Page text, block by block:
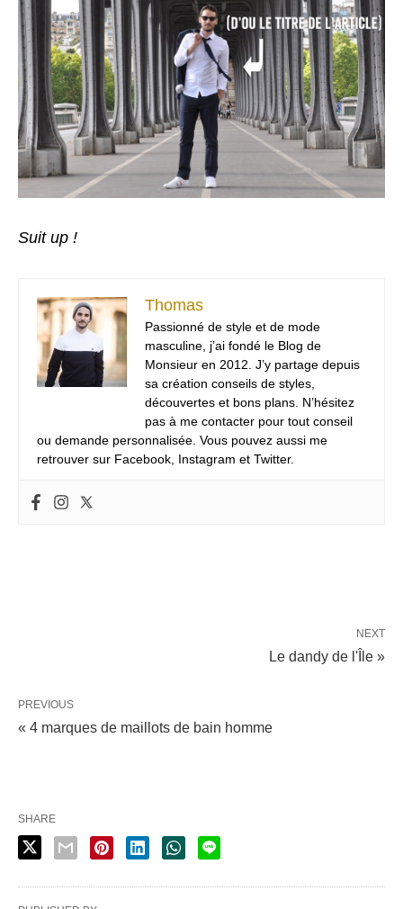
Suit up !
Thomas
Passionné de style et de mode
masculine, j’ai fondé le Blog de
Monsieur en 2012. J’y partage depuis
sa création conseils de styles,
découvertes et bons plans. N’hésitez
pas à me contacter pour tout conseil
ou demande personnalisée. Vous pouvez aussi me
retrouver sur Facebook, Instagram et Twitter.
NEXT
Le dandy de l'Île »
PREVIOUS
« 4 marques de maillots de bain homme
SHARE